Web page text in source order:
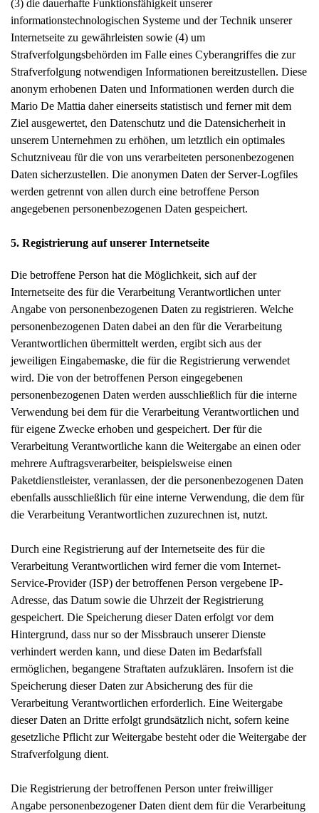
(3) die dauerhafte Funktionsfähigkeit unserer
informationstechnologischen Systeme und der Technik unserer
Internetseite zu gewährleisten sowie (4) um
Strafverfolgungsbehörden im Falle eines Cyberangriffes die zur
Strafverfolgung notwendigen Informationen bereitzustellen. Diese
anonym erhobenen Daten und Informationen werden durch die
Mario De Mattia daher einerseits statistisch und ferner mit dem
Ziel ausgewertet, den Datenschutz und die Datensicherheit in
unserem Unternehmen zu erhöhen, um letztlich ein optimales
Schutzniveau für die von uns verarbeiteten personenbezogenen
Daten sicherzustellen. Die anonymen Daten der Server-Logfiles
werden getrennt von allen durch eine betroffene Person
angegebenen personenbezogenen Daten gespeichert.
5. Registrierung auf unserer Internetseite
Die betroffene Person hat die Möglichkeit, sich auf der
Internetseite des für die Verarbeitung Verantwortlichen unter
Angabe von personenbezogenen Daten zu registrieren. Welche
personenbezogenen Daten dabei an den für die Verarbeitung
Verantwortlichen übermittelt werden, ergibt sich aus der
jeweiligen Eingabemaske, die für die Registrierung verwendet
wird. Die von der betroffenen Person eingegebenen
personenbezogenen Daten werden ausschließlich für die interne
Verwendung bei dem für die Verarbeitung Verantwortlichen und
für eigene Zwecke erhoben und gespeichert. Der für die
Verarbeitung Verantwortliche kann die Weitergabe an einen oder
mehrere Auftragsverarbeiter, beispielsweise einen
Paketdienstleister, veranlassen, der die personenbezogenen Daten
ebenfalls ausschließlich für eine interne Verwendung, die dem für
die Verarbeitung Verantwortlichen zuzurechnen ist, nutzt.
Durch eine Registrierung auf der Internetseite des für die
Verarbeitung Verantwortlichen wird ferner die vom Internet-
Service-Provider (ISP) der betroffenen Person vergebene IP-
Adresse, das Datum sowie die Uhrzeit der Registrierung
gespeichert. Die Speicherung dieser Daten erfolgt vor dem
Hintergrund, dass nur so der Missbrauch unserer Dienste
verhindert werden kann, und diese Daten im Bedarfsfall
ermöglichen, begangene Straftaten aufzuklären. Insofern ist die
Speicherung dieser Daten zur Absicherung des für die
Verarbeitung Verantwortlichen erforderlich. Eine Weitergabe
dieser Daten an Dritte erfolgt grundsätzlich nicht, sofern keine
gesetzliche Pflicht zur Weitergabe besteht oder die Weitergabe der
Strafverfolgung dient.
Die Registrierung der betroffenen Person unter freiwilliger
Angabe personenbezogener Daten dient dem für die Verarbeitung